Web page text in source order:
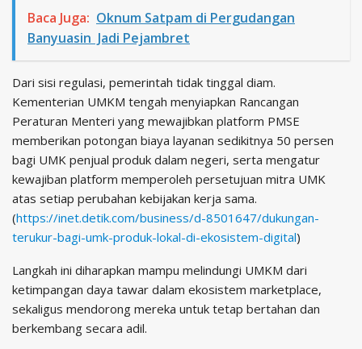
Baca Juga: Oknum Satpam di Pergudangan
Banyuasin Jadi Pejambret
Dari sisi regulasi, pemerintah tidak tinggal diam.
Kementerian UMKM tengah menyiapkan Rancangan
Peraturan Menteri yang mewajibkan platform PMSE
memberikan potongan biaya layanan sedikitnya 50 persen
bagi UMK penjual produk dalam negeri, serta mengatur
kewajiban platform memperoleh persetujuan mitra UMK
atas setiap perubahan kebijakan kerja sama.
(https://inet.detik.com/business/d-8501647/dukungan-
terukur-bagi-umk-produk-lokal-di-ekosistem-digital)
Langkah ini diharapkan mampu melindungi UMKM dari
ketimpangan daya tawar dalam ekosistem marketplace,
sekaligus mendorong mereka untuk tetap bertahan dan
berkembang secara adil.